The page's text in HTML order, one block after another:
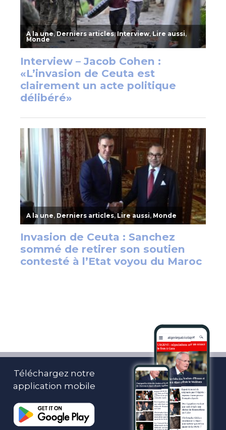
Téléchargez notre
application mobile